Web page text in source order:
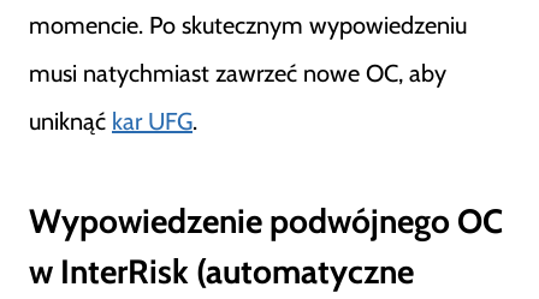
momencie. Po skutecznym wypowiedzeniu
musi natychmiast zawrzeć nowe OC, aby
uniknąć kar UFG.
Wypowiedzenie podwójnego OC
w InterRisk (automatyczne